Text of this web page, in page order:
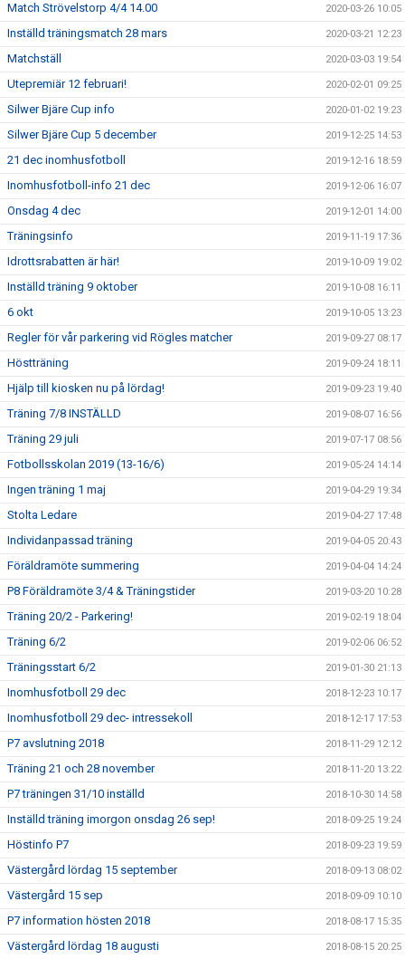
Match Strövelstorp 4/4 14.00 2020-03-26 10:05
Inställd träningsmatch 28 mars 2020-03-21 12:23
Matchställ 2020-03-03 19:54
Utepremiär 12 februari! 2020-02-01 09:25
Silwer Bjäre Cup info 2020-01-02 19:23
Silwer Bjäre Cup 5 december 2019-12-25 14:53
21 dec inomhusfotboll 2019-12-16 18:59
Inomhusfotboll-info 21 dec 2019-12-06 16:07
Onsdag 4 dec 2019-12-01 14:00
Träningsinfo 2019-11-19 17:36
Idrottsrabatten är här! 2019-10-09 19:02
Inställd träning 9 oktober 2019-10-08 16:11
6 okt 2019-10-05 13:23
Regler för vår parkering vid Rögles matcher 2019-09-27 08:17
Höstträning 2019-09-24 18:11
Hjälp till kiosken nu på lördag! 2019-09-23 19:40
Träning 7/8 INSTÄLLD 2019-08-07 16:56
Träning 29 juli 2019-07-17 08:56
Fotbollsskolan 2019 (13-16/6) 2019-05-24 14:14
Ingen träning 1 maj 2019-04-29 19:34
Stolta Ledare 2019-04-27 17:48
Individanpassad träning 2019-04-05 20:43
Föräldramöte summering 2019-04-04 14:24
P8 Föräldramöte 3/4 & Träningstider 2019-03-20 10:28
Träning 20/2 - Parkering! 2019-02-19 18:04
Träning 6/2 2019-02-06 06:52
Träningsstart 6/2 2019-01-30 21:13
Inomhusfotboll 29 dec 2018-12-23 10:17
Inomhusfotboll 29 dec- intressekoll 2018-12-17 17:53
P7 avslutning 2018 2018-11-29 12:12
Träning 21 och 28 november 2018-11-20 13:22
P7 träningen 31/10 inställd 2018-10-30 14:58
Inställd träning imorgon onsdag 26 sep! 2018-09-25 19:24
Höstinfo P7 2018-09-23 19:59
Västergård lördag 15 september 2018-09-13 08:02
Västergård 15 sep 2018-09-09 10:10
P7 information hösten 2018 2018-08-17 15:35
Västergård lördag 18 augusti 2018-08-15 20:25